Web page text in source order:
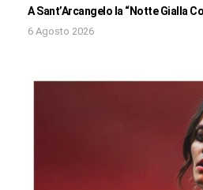
A Sant’Arcangelo la “Notte Gialla
6 Agosto 2026